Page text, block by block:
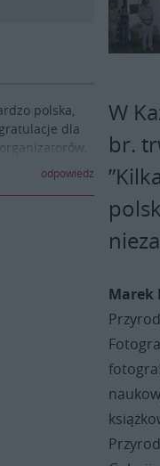
polska,
dla
odpowiedz
W
br.
Marek